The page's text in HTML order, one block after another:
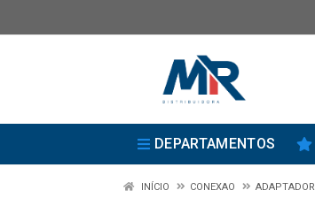
DEPARTAMENTOS
INÍCIO CONEXAO ADAPTADOR